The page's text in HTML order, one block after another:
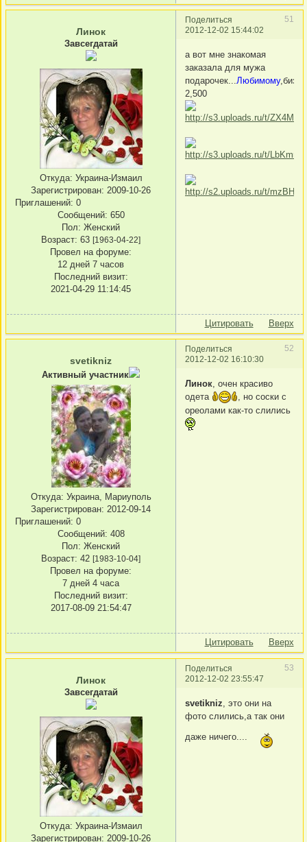
Поделиться
51
2012-12-02 15:44:02
Линок
Завсегдатай
Откуда: Украина-Измаил
Зарегистрирован: 2009-10-26
Приглашений: 0
Сообщений: 650
Пол: Женский
Возраст: 63 [1963-04-22]
Провел на форуме:
12 дней 7 часов
Последний визит:
2021-04-29 11:14:45
а вот мне знакомая
заказала для мужа
подарочек... Любимому
2,500
Цитировать Вверх
Поделиться
52
2012-12-02 16:10:30
svetikniz
Активный участник
Откуда: Украина, Мариуполь
Зарегистрирован: 2012-09-14
Приглашений: 0
Сообщений: 408
Пол: Женский
Возраст: 42 [1983-10-04]
Провел на форуме:
7 дней 4 часа
Последний визит:
2017-08-09 21:54:47
Линок , очен красиво
одета
, но соски с
ореолами как-то слились
Цитировать Вверх
Поделиться
53
2012-12-02 23:55:47
Линок
Завсегдатай
Откуда: Украина-Измаил
Зарегистрирован: 2009-10-26
svetikniz , это они на
фото слились,а так они
даже ничего....